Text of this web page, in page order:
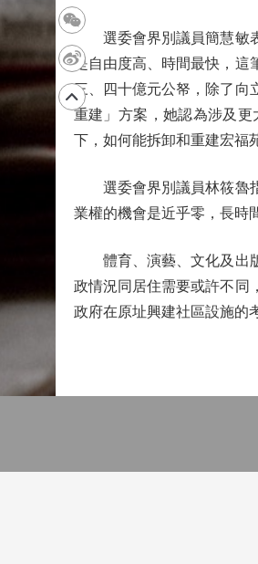
選委會界別議員簡慧敏表
是自由度高、時間最快，這
三、四十億元公帑，除了向
重建」方案，她認為涉及
下，如何能拆卸和重建宏福
選委會界別議員林筱魯指
業權的機會是近乎零，長時
體育、演藝、文化及出版
政情況同居住需要或許不同
政府在原址興建社區設施的